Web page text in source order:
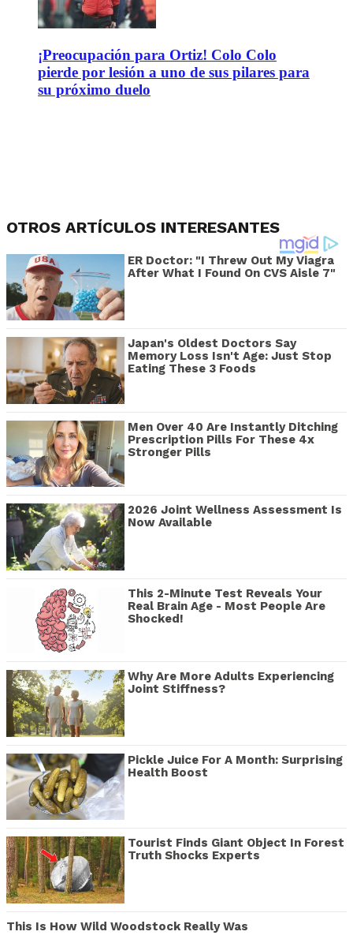
¡Preocupación para Ortiz! Colo Colo
pierde por lesión a uno de sus pilares para
su próximo duelo
OTROS ARTÍCULOS INTERESANTES
ER Doctor: "I Threw Out My Viagra
After What I Found On CVS Aisle 7"
Japan's Oldest Doctors Say
Memory Loss Isn't Age: Just Stop
Eating These 3 Foods
Men Over 40 Are Instantly Ditching
Prescription Pills For These 4x
Stronger Pills
2026 Joint Wellness Assessment Is
Now Available
This 2-Minute Test Reveals Your
Real Brain Age - Most People Are
Shocked!
Why Are More Adults Experiencing
Joint Stiffness?
Pickle Juice For A Month: Surprising
Health Boost
Tourist Finds Giant Object In Forest
Truth Shocks Experts
This Is How Wild Woodstock Really Was